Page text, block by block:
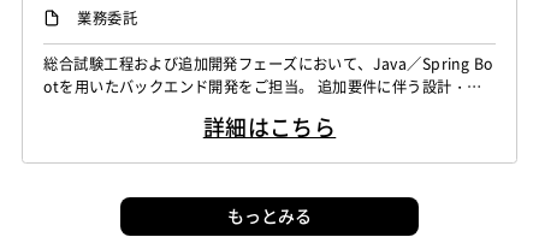
フロントエンドエンジニア
業務委託
総合試験工程および追加開発フェーズにおいて、Java／Spring Bo
otを用いたバックエンド開発をご担当。 追加要件に伴う設計・実
応などにも携わっていただきます。
詳細はこちら
もっとみる